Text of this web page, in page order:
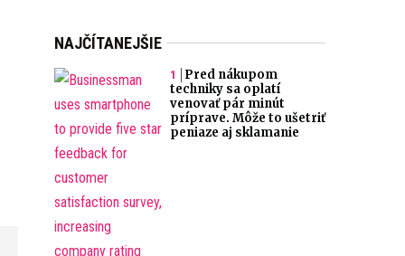
NAJČÍTANEJŠIE
Pred nákupom
techniky sa oplatí
venovať pár minút
príprave. Môže to ušetriť
peniaze aj sklamanie